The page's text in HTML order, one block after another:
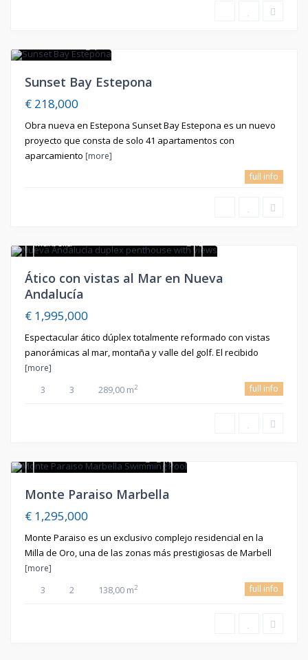
1
Sunset Bay Estepona
€ 218,000
Obra nueva en Estepona Sunset Bay Estepona es un nuevo
proyecto que consta de solo 41 apartamentos con
aparcamiento [more]
full info
15
Marbella
Ático con vistas al Mar en Nueva
Andalucía
€ 1,995,000
Espectacular ático dúplex totalmente reformado con vistas
panorámicas al mar, montaña y valle del golf. El recibido
[more]
3 3 289,00 m2 full info
15
Monte Paraiso Marbella
€ 1,295,000
Monte Paraiso es un exclusivo complejo residencial en la
Milla de Oro, una de las zonas más prestigiosas de Marbell
[more]
3 2 138,00 m2 full info